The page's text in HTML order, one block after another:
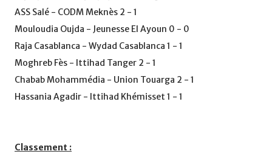
ASS Salé - CODM Meknès 2 - 1
Mouloudia Oujda - Jeunesse El Ayoun 0 - 0
Raja Casablanca - Wydad Casablanca 1 - 1
Moghreb Fès - Ittihad Tanger 2 - 1
Chabab Mohammédia - Union Touarga 2 - 1
Hassania Agadir - Ittihad Khémisset 1 - 1
Classement :